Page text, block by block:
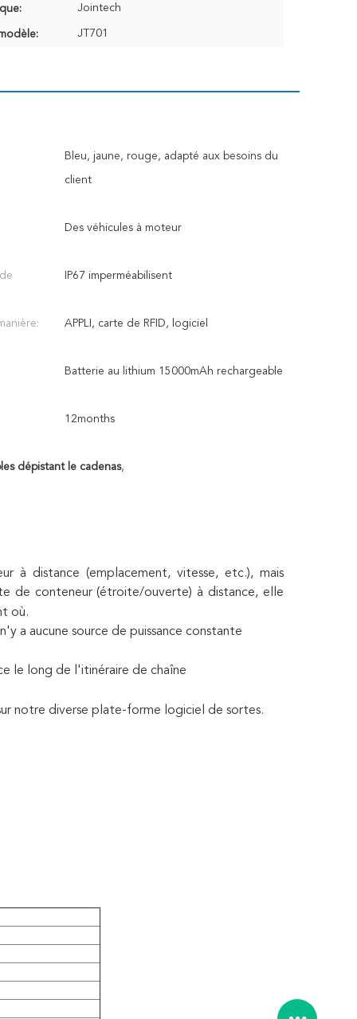
Jointech
JT701
Bleu, jaune, rouge, adapté aux besoins du
client
Des véhicules à moteur
IP67 imperméabilisent
APPLI, carte de RFID, logiciel
Batterie au lithium 15000mAh rechargeable
12months
dépistant le cadenas,
à distance (emplacement, vitesse, etc.), mais
de conteneur (étroite/ouverte) à distance, elle
où.
a aucune source de puissance constante
le long de l'itinéraire de chaîne
notre diverse plate-forme logiciel de sortes.